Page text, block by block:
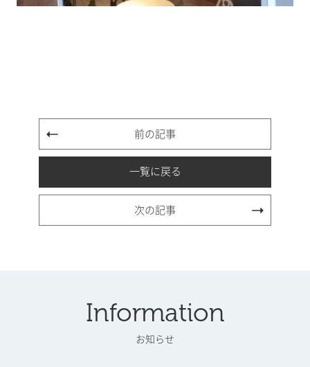
前の記事
一覧に戻る
次の記事
Information
お知らせ